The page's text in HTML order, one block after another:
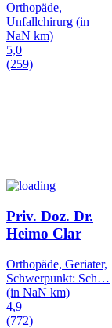
Orthopäde,
Unfallchirurg (in
NaN km)
5,0
(259)
Priv. Doz. Dr.
Heimo Clar
Orthopäde, Geriater,
Schwerpunkt: Sch…
(in NaN km)
4,9
(772)